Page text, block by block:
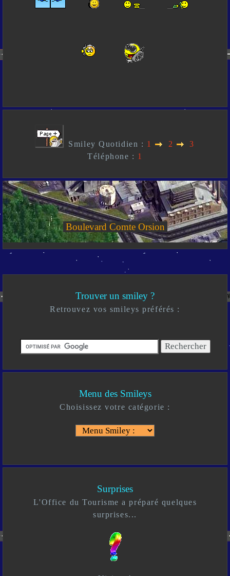
Smiley Quotidien : 1 2
3
Téléphone : 1
Boulevard Comte Orsion
Trouver un smiley ?
Retrouvez vos smileys préférés :
Menu des Smileys
Choisissez votre catégorie :
Surprises
L'Office du Tourisme a préparé quelques
surprises...